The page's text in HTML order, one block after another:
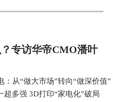
专访华帝CMO潘叶
：从“做大市场”转向“做深价值”
超多强 3D打印“家电化”破局